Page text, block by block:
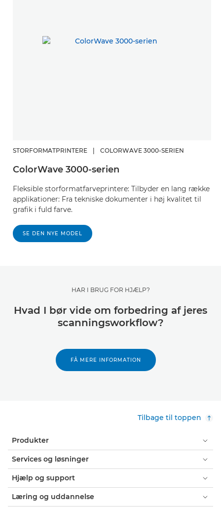
STORFORMATPRINTERE COLORWAVE 3000-SERIEN
ColorWave 3000-serien
Fleksible storformatfarveprintere: Tilbyder en lang række
applikationer: Fra tekniske dokumenter i høj kvalitet til
grafik i fuld farve.
SE DEN NYE MODEL
HAR I BRUG FOR HJÆLP?
Hvad I bør vide om forbedring af jeres
scanningsworkflow?
FÅ MERE INFORMATION
Tilbage til toppen
Produkter
Services og løsninger
Hjælp og support
Læring og uddannelse